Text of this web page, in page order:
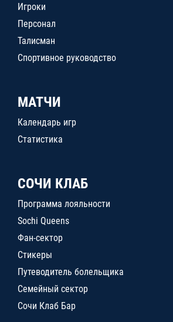
Игроки
Персонал
Талисман
Спортивное руководство
МАТЧИ
Календарь игр
Статистика
СОЧИ КЛАБ
Программа лояльности
Sochi Queens
Фан-сектор
Стикеры
Путеводитель болельщика
Семейный сектор
Сочи Клаб Бар